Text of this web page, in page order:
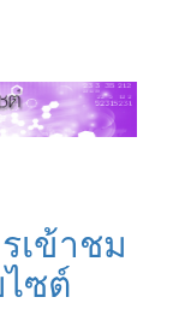
เข้าชม
ไซต์